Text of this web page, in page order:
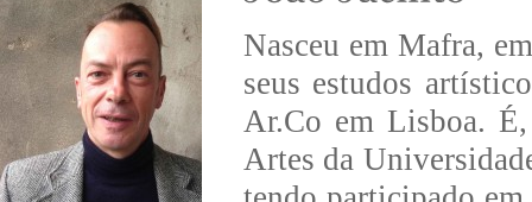
Nasceu em Mafra,
seus estudos
Ar.Co em Lisboa.
Artes da